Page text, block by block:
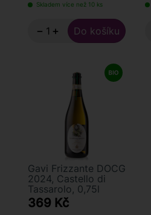
Skladem více než 10 ks
− +
Gavi Frizzante DOCG
2024, Castello di
Tassarolo, 0,75l
369 Kč